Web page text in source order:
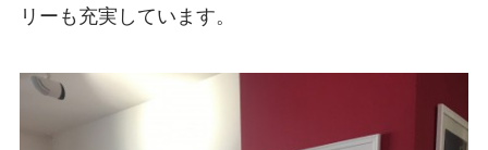
リーも充実しています。